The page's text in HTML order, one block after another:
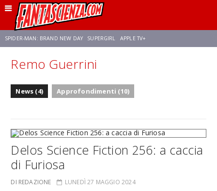
SPIDER-MAN: BRAND NEW DAY SUPERGIRL APPLE TV+
FRANCO RICCIARDIELLO ZENDAYA
Remo Guerrini
News (4) Approfondimenti (10)
Delos Science Fiction 256: a caccia
di Furiosa
DI REDAZIONE LUNEDÌ 27 MAGGIO 2024